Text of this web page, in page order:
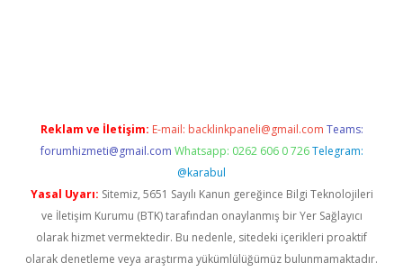
Reklam ve İletişim: E-mail: backlinkpaneli@gmail.com Teams:
forumhizmeti@gmail.com Whatsapp: 0262 606 0 726 Telegram:
@karabul
Yasal Uyarı: Sitemiz, 5651 Sayılı Kanun gereğince Bilgi Teknolojileri
ve İletişim Kurumu (BTK) tarafından onaylanmış bir Yer Sağlayıcı
olarak hizmet vermektedir. Bu nedenle, sitedeki içerikleri proaktif
olarak denetleme veya araştırma yükümlülüğümüz bulunmamaktadır.